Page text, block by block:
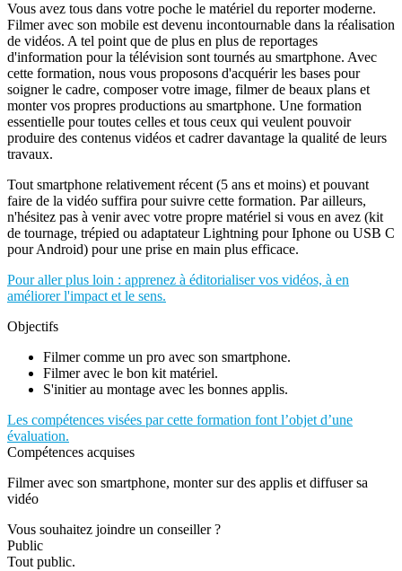
Vous avez tous dans votre poche le matériel du reporter moderne.
Filmer avec son mobile est devenu incontournable dans la réalisation
de vidéos. A tel point que de plus en plus de reportages
d'information pour la télévision sont tournés au smartphone. Avec
cette formation, nous vous proposons d'acquérir les bases pour
soigner le cadre, composer votre image, filmer de beaux plans et
monter vos propres productions au smartphone. Une formation
essentielle pour toutes celles et tous ceux qui veulent pouvoir
produire des contenus vidéos et cadrer davantage la qualité de leurs
travaux.
Tout smartphone relativement récent (5 ans et moins) et pouvant
faire de la vidéo suffira pour suivre cette formation. Par ailleurs,
n'hésitez pas à venir avec votre propre matériel si vous en avez (kit
de tournage, trépied ou adaptateur Lightning pour Iphone ou USB C
pour Android) pour une prise en main plus efficace.
Pour aller plus loin : apprenez à éditorialiser vos vidéos, à en
améliorer l'impact et le sens.
Objectifs
Filmer comme un pro avec son smartphone.
Filmer avec le bon kit matériel.
S'initier au montage avec les bonnes applis.
Les compétences visées par cette formation font l’objet d’une
évaluation.
Compétences acquises
Filmer avec son smartphone, monter sur des applis et diffuser sa
vidéo
Vous souhaitez joindre un conseiller ?
Public
Tout public.